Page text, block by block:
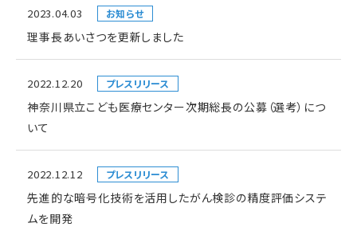
2023.04.03 お知らせ
理事長あいさつを更新しました
2022.12.20 プレスリリース
神奈川県立こども医療センター次期総長の公募（選考）につ
いて
2022.12.12 プレスリリース
先進的な暗号化技術を活用したがん検診の精度評価システ
ムを開発